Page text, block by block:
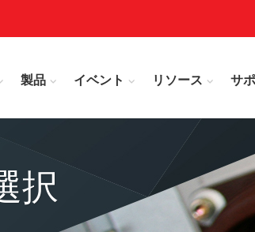
製品 イベント リソース サ
択